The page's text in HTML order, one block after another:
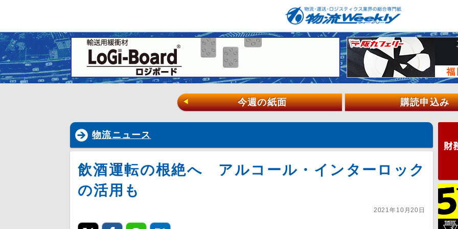
◀ 今週の紙面 購読申込み
物流ニュース
飲酒運転の根絶へ アルコール・インターロック
の活用も
2021年10月20日